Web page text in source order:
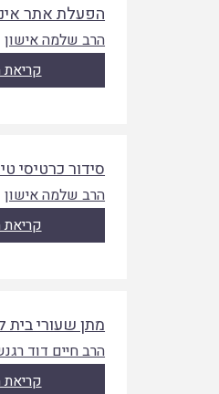
הפעלת אתר
הרב שלמה אישון
סידור כרטיסי
הרב שלמה אישון
מתן שעורי בית
הרב חיים דוד